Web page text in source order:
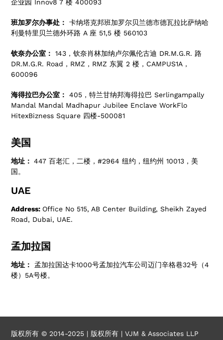
企业园 Innov8 7 楼 400093
班加罗尔办事处：
卡纳塔克邦班加罗尔贝兰德市德瓦拉比萨纳哈
利曼特里贝兰德外环路 A 座 51,5 楼 560103
钦奈办公室：
143，钦奈肖林加纳卢尔佩伦古迪 DR.M.G.R. 路
DR.M.G.R. Road，RMZ，RMZ 东翼 2 楼，CAMPUS1A，
600096
海得拉巴办公室：
405，特兰甘纳邦海得拉巴 Serlingampally
Mandal Mandal Madhapur Jubilee Enclave WorkFlo
HitexBizness Square 四楼-500081
美国
地址：447 百老汇，二楼，#2964 纽约，纽约州 10013，美
国。
UAE
Address: Office No 515, AB Center Building, Sheikh Zayed
Road, Dubai, UAE.
孟加拉国
地址：
孟加拉国达卡1000号孟加拉汽车公司迈门辛格巷32号（4
楼）5A号楼。
版权所有 © 2014-2025 | 版权所有 | VJM & Associates LLP